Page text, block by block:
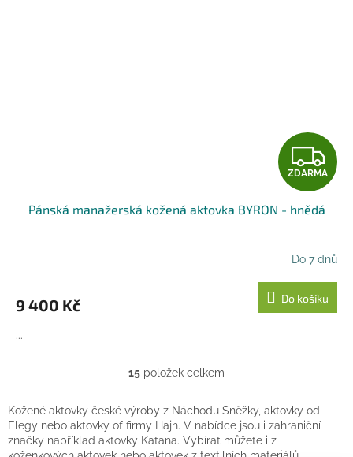
Z
D
A
R
M
A
ZDARMA
Pánská manažerská kožená aktovka BYRON - hnědá
Do 7 dnů
9 400 Kč Do košíku
...
O
l
á
d
15 položek celkem
Kožené aktovky české výroby z Náchodu Sněžky, aktovky od
Elegy nebo aktovky of firmy Hajn. V nabídce jsou i zahraniční
značky například aktovky Katana. Vybírat můžete i z